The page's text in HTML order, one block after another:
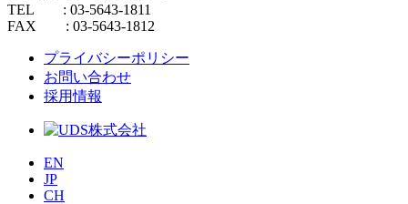
TEL : 03-5643-1811
FAX : 03-5643-1812
プライバシーポリシー
お問い合わせ
採用情報
EN
JP
CH